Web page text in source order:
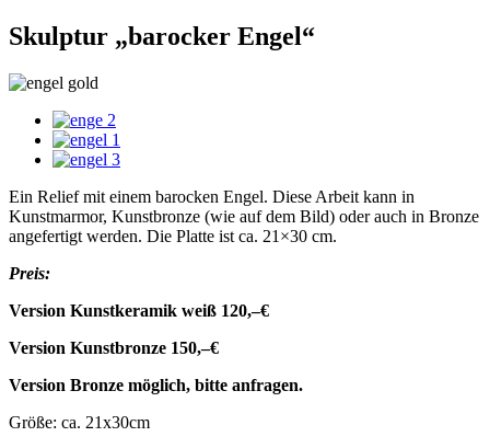
Skulptur „barocker Engel“
Ein Relief mit einem barocken Engel. Diese Arbeit kann in
Kunstmarmor, Kunstbronze (wie auf dem Bild) oder auch in Bronze
angefertigt werden. Die Platte ist ca. 21×30 cm.
Preis:
Version Kunstkeramik weiß 120,–€
Version Kunstbronze 150,–€
Version Bronze möglich, bitte anfragen.
Größe: ca. 21x30cm